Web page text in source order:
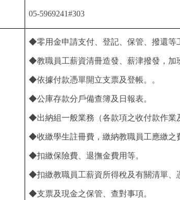
05-5969241#303
◆零用金申請支付、登記、保管、撥還等
◆教職員工薪資清冊造發、薪津撥發，加
◆依據付款憑單開立支票及登帳。。
◆公庫存款分戶備查簿及日報表。
◆出納組一般業務（各款項之收付款作業
◆收繳學生註冊費，繳納教職員工應繳之
◆扣繳保險費、退撫金費用等。
◆扣繳教職員工薪資所得稅及有關清單、
◆支票及現金之保管、查對事項。